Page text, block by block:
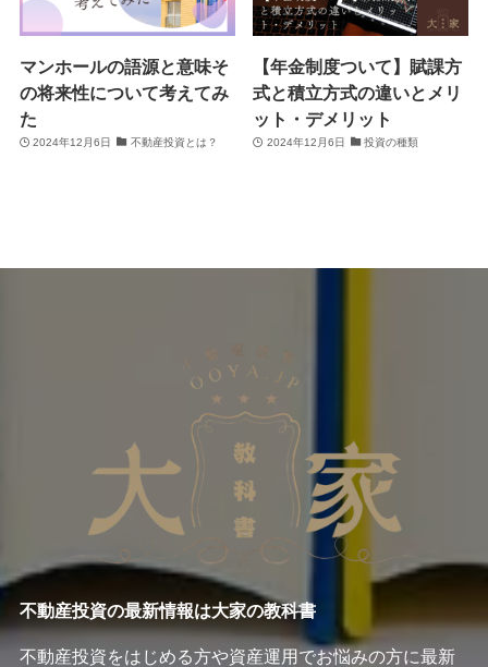
マンホールの語源と意味そ
の将来性について考えてみ
た
2024年12月6日 不動産投資とは？
【年金制度ついて】賦課方
式と積立方式の違いとメリ
ット・デメリット
2024年12月6日 投資の種類
不動産投資の最新情報は大家の教科書
不動産投資をはじめる方や資産運用でお悩みの方に最新